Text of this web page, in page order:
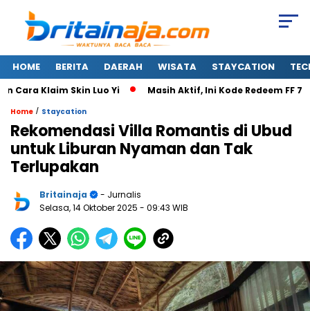
HOME BERITA DAERAH WISATA STAYCATION
Skin Luo Yi Masih Aktif, Ini Kode Redeem FF 7 Agustus
Home / Staycation
Rekomendasi Villa Romantis di Ubud
untuk Liburan Nyaman dan Tak
Terlupakan
Britainaja
- Jurnalis
Selasa, 14 Oktober 2025 - 09:43 WIB